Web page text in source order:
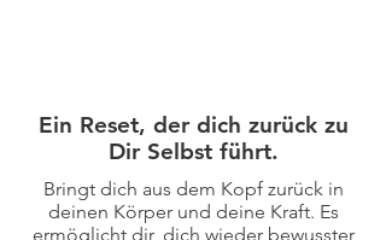
Ein Reset, der dich zurück zu
Dir Selbst führt.
Bringt dich aus dem Kopf zurück in
deinen Körper und deine Kraft. Es
ermöglicht dir, dich wieder bewusster